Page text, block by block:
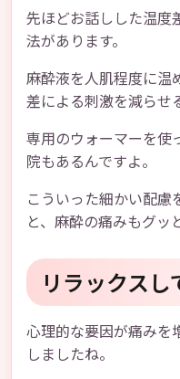
先ほどお話しした温度
法があります。
麻酔液を人肌程度に温
差による刺激を減らせ
専用のウォーマーを使
院もあるんですよ。
こういった細かい配
と、麻酔の痛みもグッ
リラックス
心理的な要因が痛みを
しましたね。